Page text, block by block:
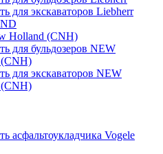
для экскаваторов Liebherr
Holland (CNH)
для бульдозеров NEW
для экскаваторов NEW
асфальтоукладчика Vogele